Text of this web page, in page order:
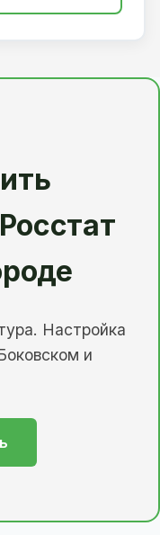
Настройка
и